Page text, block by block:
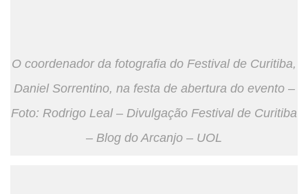
O coordenador da fotografia do Festival de Curitiba,
Daniel Sorrentino, na festa de abertura do evento –
Foto: Rodrigo Leal – Divulgação Festival de Curitiba
– Blog do Arcanjo – UOL